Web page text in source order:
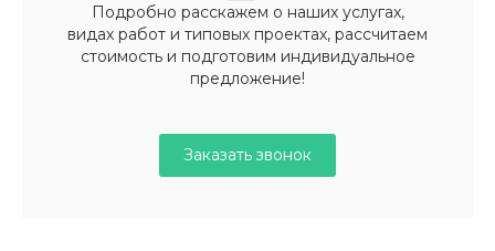
Подробно расскажем о наших услугах,
видах работ и типовых проектах, рассчитаем
стоимость и подготовим индивидуальное
предложение!
Заказать звонок